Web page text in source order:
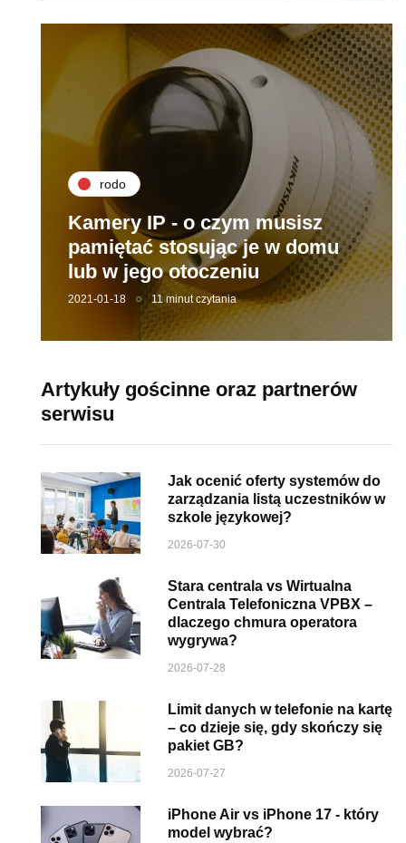
rodo
Kamery IP - o czym musisz
pamiętać stosując je w domu
lub w jego otoczeniu
2021-01-18 11 minut czytania
Artykuły gościnne oraz partnerów
serwisu
Jak ocenić oferty systemów do
zarządzania listą uczestników w
szkole językowej?
2026-07-30
Stara centrala vs Wirtualna
Centrala Telefoniczna VPBX –
dlaczego chmura operatora
wygrywa?
2026-07-28
Limit danych w telefonie na kartę
– co dzieje się, gdy skończy się
pakiet GB?
2026-07-27
iPhone Air vs iPhone 17 - który
model wybrać?